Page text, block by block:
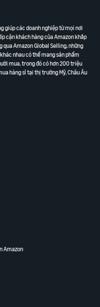
giúp các doanh nghiệp từ mọi nơi
cận khách hàng của Amazon khắp
qua Amazon Global Selling, những
nhau có thể mang sản phẩm
mua, trong đó có hơn 200 triệu
hàng sỉ tại thị trường Mỹ, Châu Âu
Amazon